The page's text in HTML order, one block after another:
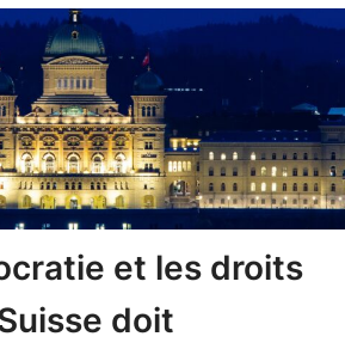
et les droits
doit